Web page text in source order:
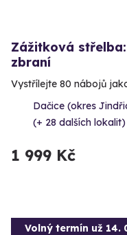
Zážitková
zbraní
Vystřílejte 80 nábojů
Dačice (okres
(+ 28 dalších lokalit)
1 999 Kč
Volný termín už 14.